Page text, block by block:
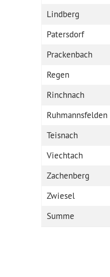
Lindberg
Patersdorf
Prackenbach
Regen
Rinchnach
Ruhmannsfelden
Teisnach
Viechtach
Zachenberg
Zwiesel
Summe